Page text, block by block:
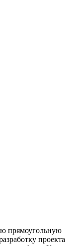
прямоугольную
проекта